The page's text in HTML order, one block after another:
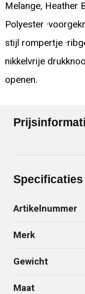
Melange, Heather
Polyester
stijl rompertje
nikkelvrije
openen.
Specificaties
Artikelnummer
Merk
Gewicht
Maat